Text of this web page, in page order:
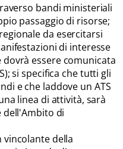
bandi ministeriali
passaggio di risorse;
da esercitarsi
di interesse
dovrà essere comunicata
si specifica che tutti gli
e che laddove un ATS
linea di attività, sarà
dell'Ambito di
della